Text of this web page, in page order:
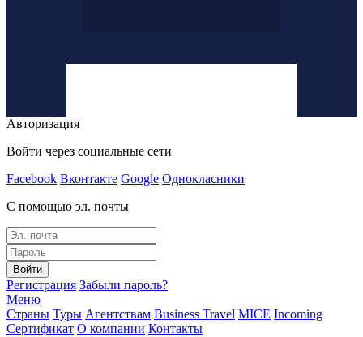
Авторизация
Войти через социальные сети
Facebook Вконтакте Google Однокласники
С помощью эл. почты
Войти
Регистрация Забыли пароль?
Меню
Страны Туры Агентствам Business Travel MICE Incoming
Сертификат О компании Контакты